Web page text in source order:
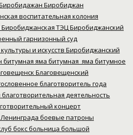
Биробиджан
воспитательная колония
Биробиджанская ТЭЦБиробиджанский
гарнизонный суд
и искусств Биробиджанский
битумная яма битумная_яма битумное
Благовещенский
благотворитель года
благотворительная деятельность
концерт
боевые патроны
боксбольница большой